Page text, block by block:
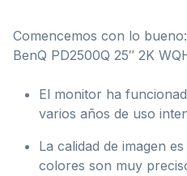
Comencemos con lo
BenQ PD2500Q 25″ 2K
El monitor ha
varios años de uso
La calidad de imagen
colores son muy